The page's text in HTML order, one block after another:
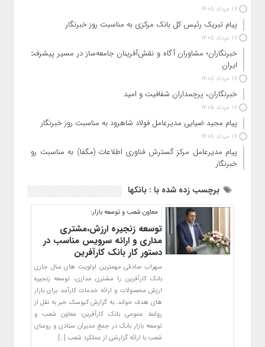
17 مرداد 1405
پیام تبریک رئیس کل بانک مرکزی به مناسبت روز خبرنگار
17 مرداد 1405
خبرنگاران؛ مشاوران آگاه و نقش‌آفرینان جامعه‌ساز در مسیر پیشرفت
ایران
17 مرداد 1405
خبرنگاران، پرچمداران شفافیت و امید
17 مرداد 1405
پیام مجید ضیایی مدیرعامل فولاد شاهرود به مناسبت روز خبرنگار
17 مرداد 1405
پیام مدیرعامل مرکز گسترش فناوری اطلاعات (مگفا) به مناسبت روز
خبرنگار
برچسب زده شده با : بانکها
معاون شعب و توسعه بازار:
توسعه زنجیره ارزش،مشتری
مداری و ارائه سرویس مناسب در
دستور کار بانک کارآفرین
سهراب صادقی مهمترین اولویت های سال جاری
بانک کارآفرین را مشتری مداری، توسعه زنجیره
ارزش محصولات و ارائه خدمات کارآمد برای بازار
های هدف خواند. به گزارش کیوسک خبر به نقل از
روابط عمومی بانک کارآفرین؛ معاون شعب و
توسعه بازار بانک در جمع مدیران ستادی و روسای
شعب با ارائه گزارشی از عملکرد شعب […]